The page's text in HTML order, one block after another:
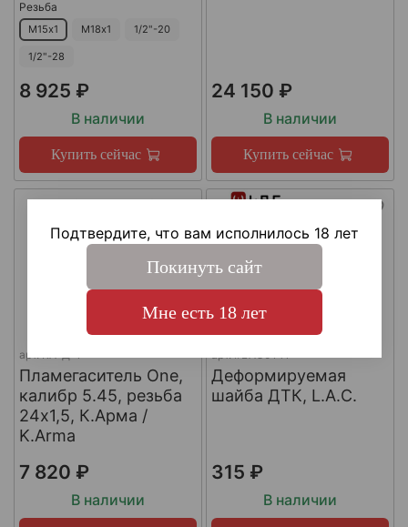
Резьба
М15х1 М18х1 1/2"-20
1/2"-28
8 925 ₽
В наличии
Купить сейчас
24 150 ₽
В наличии
Купить сейчас
арт.КА-Д-1
Пламегаситель One,
калибр 5.45, резьба
24х1,5, К.Арма /
K.Arma
7 820 ₽
В наличии
арт.#LAC0141
Деформируемая
шайба ДТК, L.A.C.
315 ₽
В наличии
Подтвердите, что вам исполнилось 18 лет
Покинуть сайт
Мне есть 18 лет